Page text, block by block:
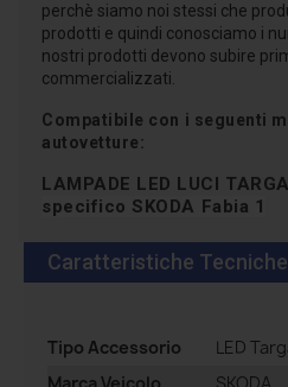
perchè siamo noi stessi che
prodotti e quindi conosciamo i
nostri prodotti devono subire
commercializzati.
Compatibile con i seguenti
autovetture:
LAMPADE LED LUCI TARGA
specifico SKODA Fabia 1
Caratteristiche Tecniche
Tipo Accessorio
LED